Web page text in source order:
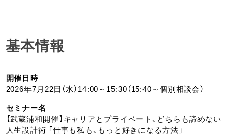
基本情報
開催日時
2026年7月22日（水）14:00～15:30（15:40～個別相談会）
セミナー名
【武蔵浦和開催】キャリアとプライベート、どちらも諦めない
人生設計術 「仕事も私も、もっと好きになる方法」